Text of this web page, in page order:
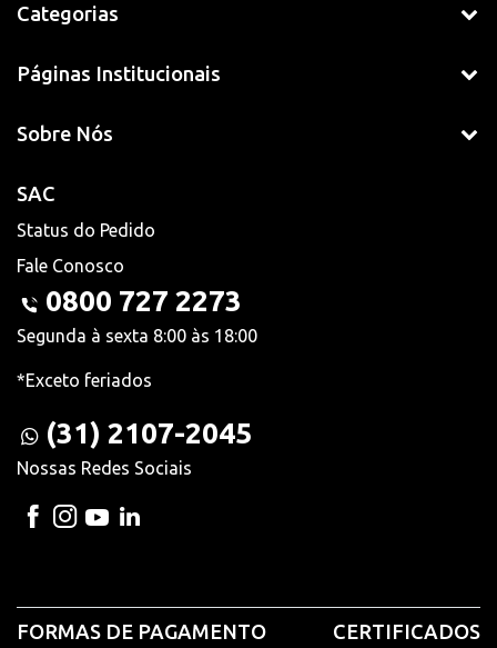
Categorias
Páginas Institucionais
Sobre Nós
SAC
Status do Pedido
Fale Conosco
0800 727 2273
Segunda à sexta 8:00 às 18:00
*Exceto feriados
(31) 2107-2045
Nossas Redes Sociais
FORMAS DE PAGAMENTO CERTIFICADOS